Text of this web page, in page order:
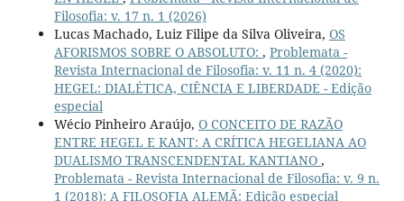
Filosofia: v. 17 n. 1 (2026)
Lucas Machado, Luiz Filipe da Silva Oliveira, OS
AFORISMOS SOBRE O ABSOLUTO: , Problemata -
Revista Internacional de Filosofia: v. 11 n. 4 (2020):
HEGEL: DIALÉTICA, CIÊNCIA E LIBERDADE - Edição
especial
Wécio Pinheiro Araújo, O CONCEITO DE RAZÃO
ENTRE HEGEL E KANT: A CRÍTICA HEGELIANA AO
DUALISMO TRANSCENDENTAL KANTIANO ,
Problemata - Revista Internacional de Filosofia: v. 9 n.
1 (2018): A FILOSOFIA ALEMÃ: Edição especial